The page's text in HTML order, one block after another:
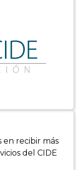
en recibir más
del CIDE